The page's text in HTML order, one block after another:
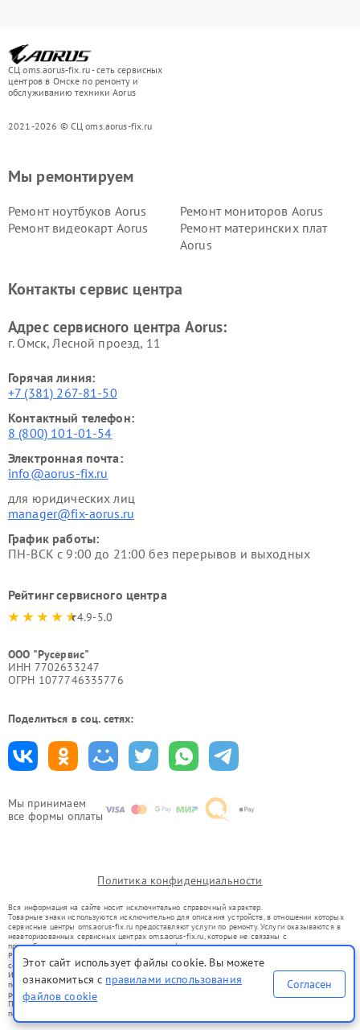
СЦ oms.aorus-fix.ru - сеть сервисных
центров в Омске по ремонту и
обслуживанию техники Aorus
2021-2026 © СЦ oms.aorus-fix.ru
Мы принимаем
все формы оплаты
Мы ремонтируем
Ремонт ноутбуков Aorus
Ремонт мониторов Aorus
Ремонт видеокарт Aorus
Ремонт материнских плат
Aorus
Контакты сервис центра
Адрес сервисного центра Aorus:
г. Омск, ​Лесной проезд, 11
Горячая линия:
+7 (381) 267-81-50
Контактный телефон:
8 (800) 101-01-54
Электронная почта:
info@aorus-fix.ru
для юридических лиц
manager@fix-aorus.ru
График работы:
ПН-ВСК с 9:00 до 21:00 без перерывов и выходных
Рейтинг сервисного центра
4.9-5.0
ООО "Русервис"
ИНН 7702633247
ОГРН 1077746335776
Поделиться в соц. сетях:
Политика конфиденциальности
Вся информация на сайте носит исключительно справочный характер.
Товарные знаки используются исключительно для описания устройств, в отношении которых
сервисные центры oms.aorus-fix.ru предоставляют услуги по ремонту. Услуги оказываются в
неавторизованных сервисных центрах oms.aorus-fix.ru, которые не связаны с
правообладателями товарных знаков или их официальными представителями.
Ремонт осуществляется для устройств, уже введенных в гражданский оборот в соответствии
со статьей 1487 ГК РФ.
Использование товарных знаков не преследует цели индивидуализации услуг или введения
потребителей в заблуждение, а служит для информирования о предоставляемых услугах по
ремонту техники указанных брендов.
Представленная на сайте информация не является публичной офертой, определяемой
положениями Статьи 437(2) Гражданского кодекса РФ
Этот сайт использует файлы cookie. Вы можете
ознакомиться с правилами использования
файлов cookie
Согласен